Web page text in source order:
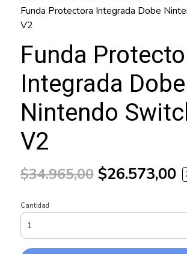
Funda Protectora Integrada Dobe
V2
Funda
Integrada Dobe
Nintendo
V2
$34.965,00$26.573,00
Cantidad